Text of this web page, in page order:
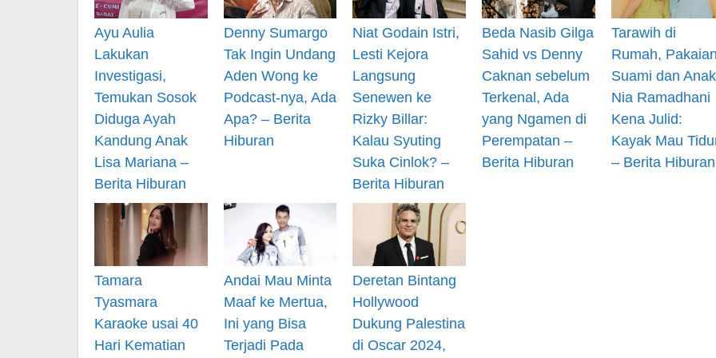
Ayu Aulia
Lakukan
Investigasi,
Temukan Sosok
Diduga Ayah
Kandung Anak
Lisa Mariana –
Berita Hiburan
Denny Sumargo
Tak Ingin Undang
Aden Wong ke
Podcast-nya, Ada
Apa? – Berita
Hiburan
Niat Godain Istri,
Lesti Kejora
Langsung
Senewen ke
Rizky Billar:
Kalau Syuting
Suka Cinlok? –
Berita Hiburan
Beda Nasib Gilga
Sahid vs Denny
Caknan sebelum
Terkenal, Ada
yang Ngamen di
Perempatan –
Berita Hiburan
Tarawih di
Rumah,
Suami dan Anak
Nia Ramadhani
Kena Julid:
Kayak Mau
– Berita Hiburan
Tamara
Tyasmara
Karaoke usai 40
Hari Kematian
Andai Mau Minta
Maaf ke Mertua,
Ini yang Bisa
Terjadi Pada
Deretan Bintang
Hollywood
Dukung Palestina
di Oscar 2024,